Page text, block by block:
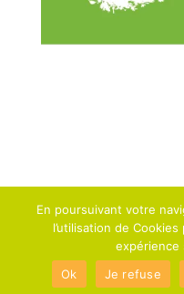
Copyright Tineesi
En poursuivant votre
l’utilisation de
expérience
Ok
Je refuse